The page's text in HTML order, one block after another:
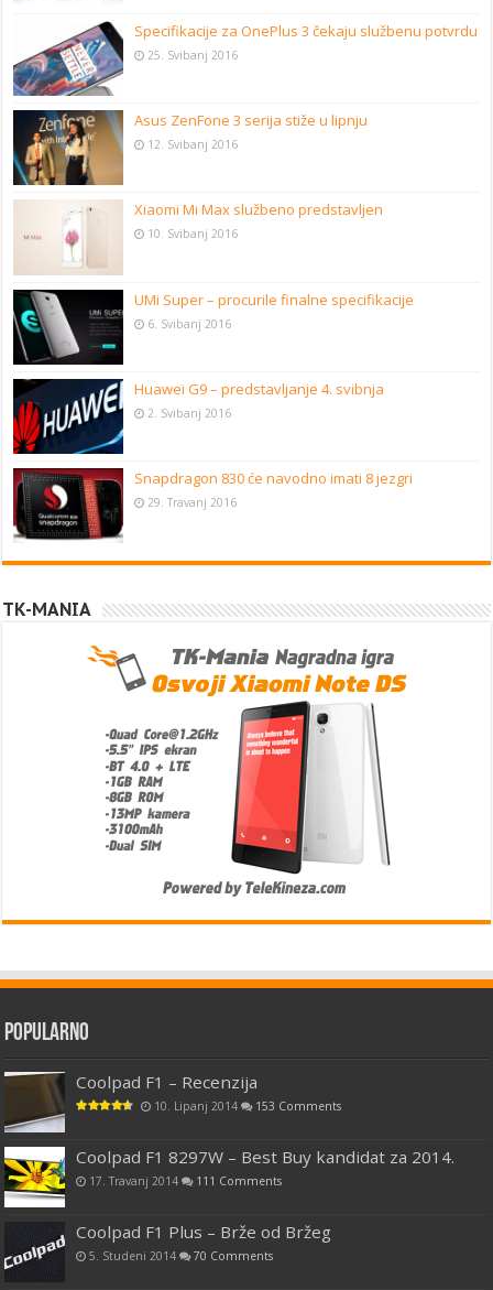
Specifikacije za OnePlus 3 čekaju službenu potvrdu
25. Svibanj 2016
Asus ZenFone 3 serija stiže u lipnju
12. Svibanj 2016
Xiaomi Mi Max službeno predstavljen
10. Svibanj 2016
UMi Super – procurile finalne specifikacije
6. Svibanj 2016
Huawei G9 – predstavljanje 4. svibnja
2. Svibanj 2016
Snapdragon 830 će navodno imati 8 jezgri
29. Travanj 2016
TK-MANIA
Popularno
Coolpad F1 – Recenzija
10. Lipanj 2014 153 Comments
Coolpad F1 8297W – Best Buy kandidat za 2014.
17. Travanj 2014 111 Comments
Coolpad F1 Plus – Brže od Bržeg
5. Studeni 2014 70 Comments